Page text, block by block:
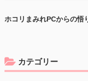
電子メールアドレス、職
をいいます。
ホコリまみれPCからの悟
カテゴリー